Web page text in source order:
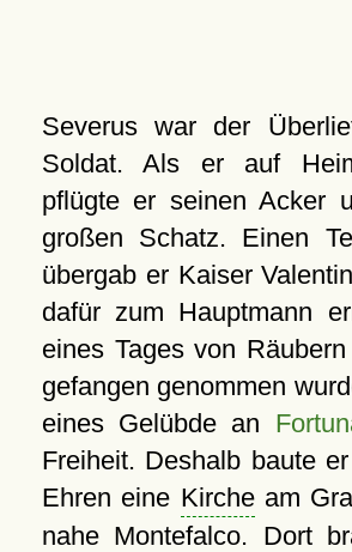
Severus war der
Soldat. Als er auf
pflügte er seinen Acker
großen Schatz. Einen
übergab er Kaiser
dafür zum Hauptmann
eines Tages von
gefangen genommen
eines Gelübde an
Freiheit. Deshalb baute
Ehren eine Kircheam
nahe Montefalco. Dort